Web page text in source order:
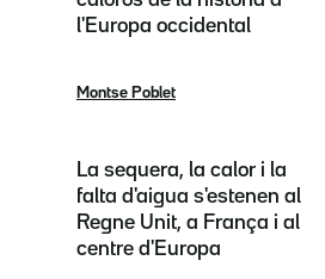
l'Europa occidental
Montse Poblet
La sequera, la calor i la
falta d'aigua s'estenen al
Regne Unit, a França i al
centre d'Europa